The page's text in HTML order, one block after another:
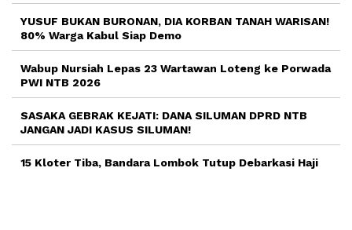
YUSUF BUKAN BURONAN, DIA KORBAN TANAH WARISAN!
80% Warga Kabul Siap Demo
Wabup Nursiah Lepas 23 Wartawan Loteng ke Porwada
PWI NTB 2026
SASAKA GEBRAK KEJATI: DANA SILUMAN DPRD NTB
JANGAN JADI KASUS SILUMAN!
15 Kloter Tiba, Bandara Lombok Tutup Debarkasi Haji